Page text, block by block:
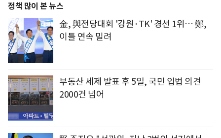
정책 많이 본 뉴스
金, 與전당대회 '강원·TK' 경선 1위… 鄭,
이틀 연속 밀려
부동산 세제 발표 후 5일, 국민 입법 의견
2000건 넘어